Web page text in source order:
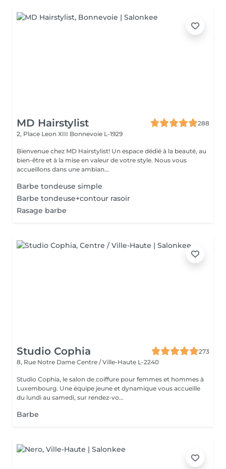
MD Hairstylist
288
2, Place Leon XIII Bonnevoie L-1929
Bienvenue chez MD Hairstylist! Un espace dédié à la beauté, au
bien-être et à la mise en valeur de votre style. Nous vous
accueillons dans une ambian...
Barbe tondeuse simple
Barbe tondeuse+contour rasoir
Rasage barbe
Studio Cophia
273
8, Rue Notre Dame Centre / Ville-Haute L-2240
Studio Cophia, le salon de coiffure pour femmes et hommes à
Luxembourg. Une équipe jeune et dynamique vous accueille
du lundi au samedi, sur rendez-vo...
Barbe